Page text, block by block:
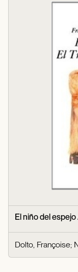
El niño del
Dolto, Françoise;